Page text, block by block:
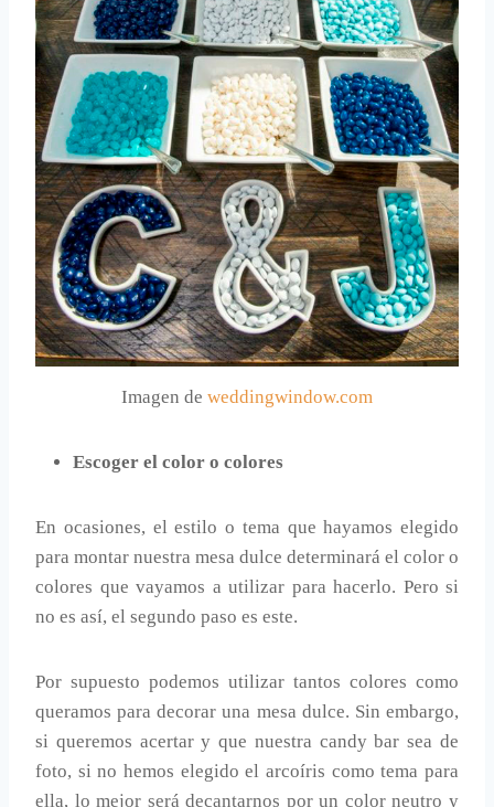
Imagen de weddingwindow.com
Escoger el color o colores
En ocasiones, el estilo o tema que hayamos elegido
para montar nuestra mesa dulce determinará el color o
colores que vayamos a utilizar para hacerlo. Pero si
no es así, el segundo paso es este.
Por supuesto podemos utilizar tantos colores como
queramos para decorar una mesa dulce. Sin embargo,
si queremos acertar y que nuestra candy bar sea de
foto, si no hemos elegido el arcoíris como tema para
ella, lo mejor será decantarnos por un color neutro y